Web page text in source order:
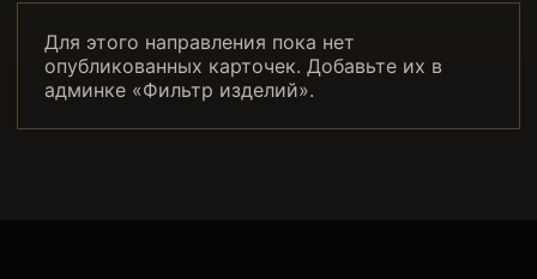
Для этого направления пока нет
опубликованных карточек. Добавьте их в
админке «Фильтр изделий».